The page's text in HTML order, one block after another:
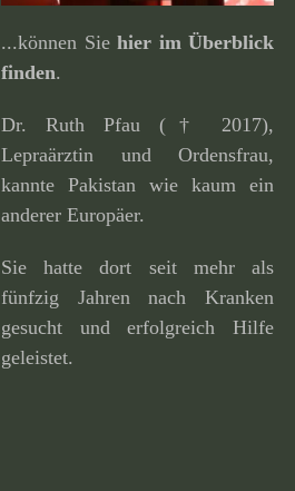
...können Sie hier im Überblick
finden.
Dr. Ruth Pfau († 2017),
Lepraärztin und Ordensfrau,
kannte Pakistan wie kaum ein
anderer Europäer.
Sie hatte dort seit mehr als
fünfzig Jahren nach Kranken
gesucht und erfolg­reich Hilfe
geleistet.